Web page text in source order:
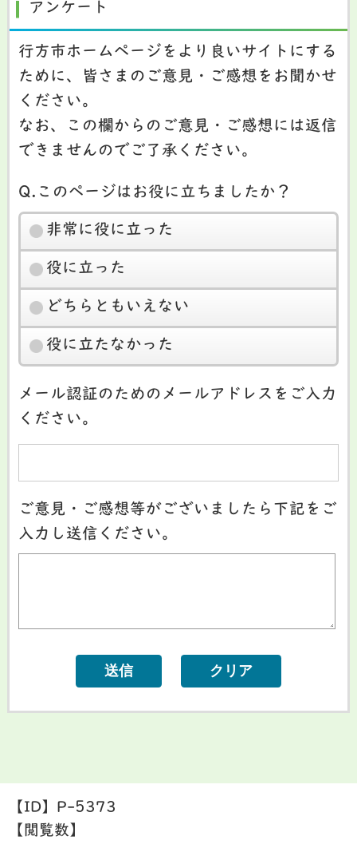
アンケート
行方市ホームページをより良いサイトにする
ために、皆さまのご意見・ご感想をお聞かせ
ください。
なお、この欄からのご意見・ご感想には返信
できませんのでご了承ください。
Q.このページはお役に立ちましたか？
非常に役に立った
役に立った
どちらともいえない
役に立たなかった
メール認証のためのメールアドレスをご入力
ください。
ご意見・ご感想等がございましたら下記をご
入力し送信ください。
【ID】 P-5373
【閲覧数】